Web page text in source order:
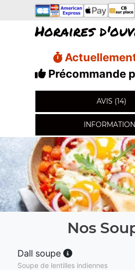
Horaires
Précommande
AVIS (14)
Nos
Dall soupe
Soupe de lentilles indiennes